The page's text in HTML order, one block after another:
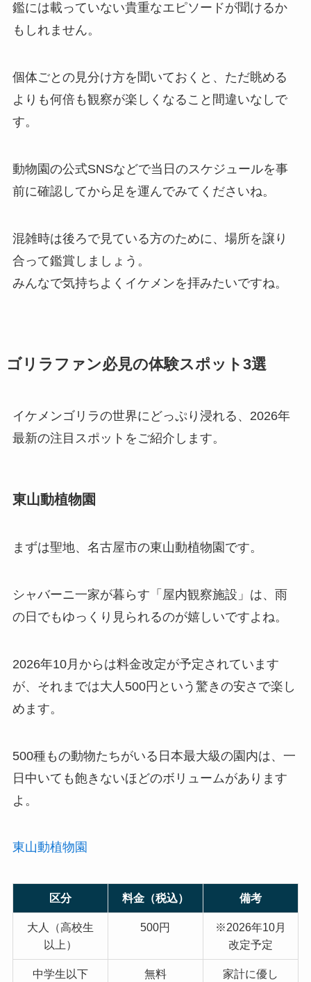
鑑には載っていない貴重なエピソードが聞けるか
もしれません。
個体ごとの見分け方を聞いておくと、ただ眺める
よりも何倍も観察が楽しくなること間違いなしで
す。
動物園の公式SNSなどで当日のスケジュールを事
前に確認してから足を運んでみてくださいね。
混雑時は後ろで見ている方のために、場所を譲り
合って鑑賞しましょう。
みんなで気持ちよくイケメンを拝みたいですね。
ゴリラファン必見の体験スポット3選
イケメンゴリラの世界にどっぷり浸れる、2026年
最新の注目スポットをご紹介します。
東山動植物園
まずは聖地、名古屋市の東山動植物園です。
シャバーニ一家が暮らす「屋内観察施設」は、雨
の日でもゆっくり見られるのが嬉しいですよね。
2026年10月からは料金改定が予定されています
が、それまでは大人500円という驚きの安さで楽し
めます。
500種もの動物たちがいる日本最大級の園内は、一
日中いても飽きないほどのボリュームがあります
よ。
東山動植物園
区分 料金（税込） 備考
大人（高校生
以上）
500円
※2026年10月
改定予定
中学生以下 無料
家計に優し